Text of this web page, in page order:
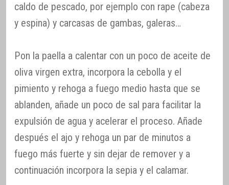
caldo de pescado, por ejemplo con rape (cabeza
y espina) y carcasas de gambas, galeras…
Pon la paella a calentar con un poco de aceite de
oliva virgen extra, incorpora la cebolla y el
pimiento y rehoga a fuego medio hasta que se
ablanden, añade un poco de sal para facilitar la
expulsión de agua y acelerar el proceso. Añade
después el ajo y rehoga un par de minutos a
fuego más fuerte y sin dejar de remover y a
continuación incorpora la sepia y el calamar.